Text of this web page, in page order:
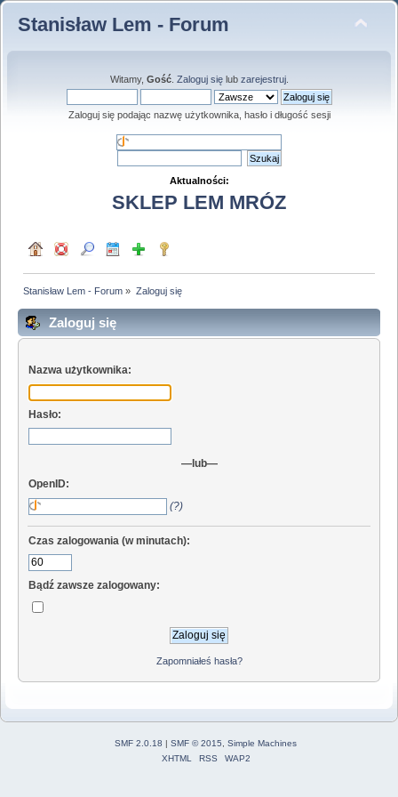
Stanisław Lem - Forum
Witamy, Gość. Zaloguj sięlub zarejestruj.
Zaloguj się podając nazwę użytkownika, hasło i długość sesji
Aktualności:
SKLEP LEM MRÓZ
Stanisław Lem - Forum » Zaloguj się
Zaloguj się
Nazwa użytkownika:
Hasło:
—lub—
OpenID:
(?)
Czas zalogowania (w minutach):
Bądź zawsze zalogowany:
Zapomniałeś hasła?
SMF 2.0.18 SMF © 2015, Simple Machines
XHTML
RSS WAP2